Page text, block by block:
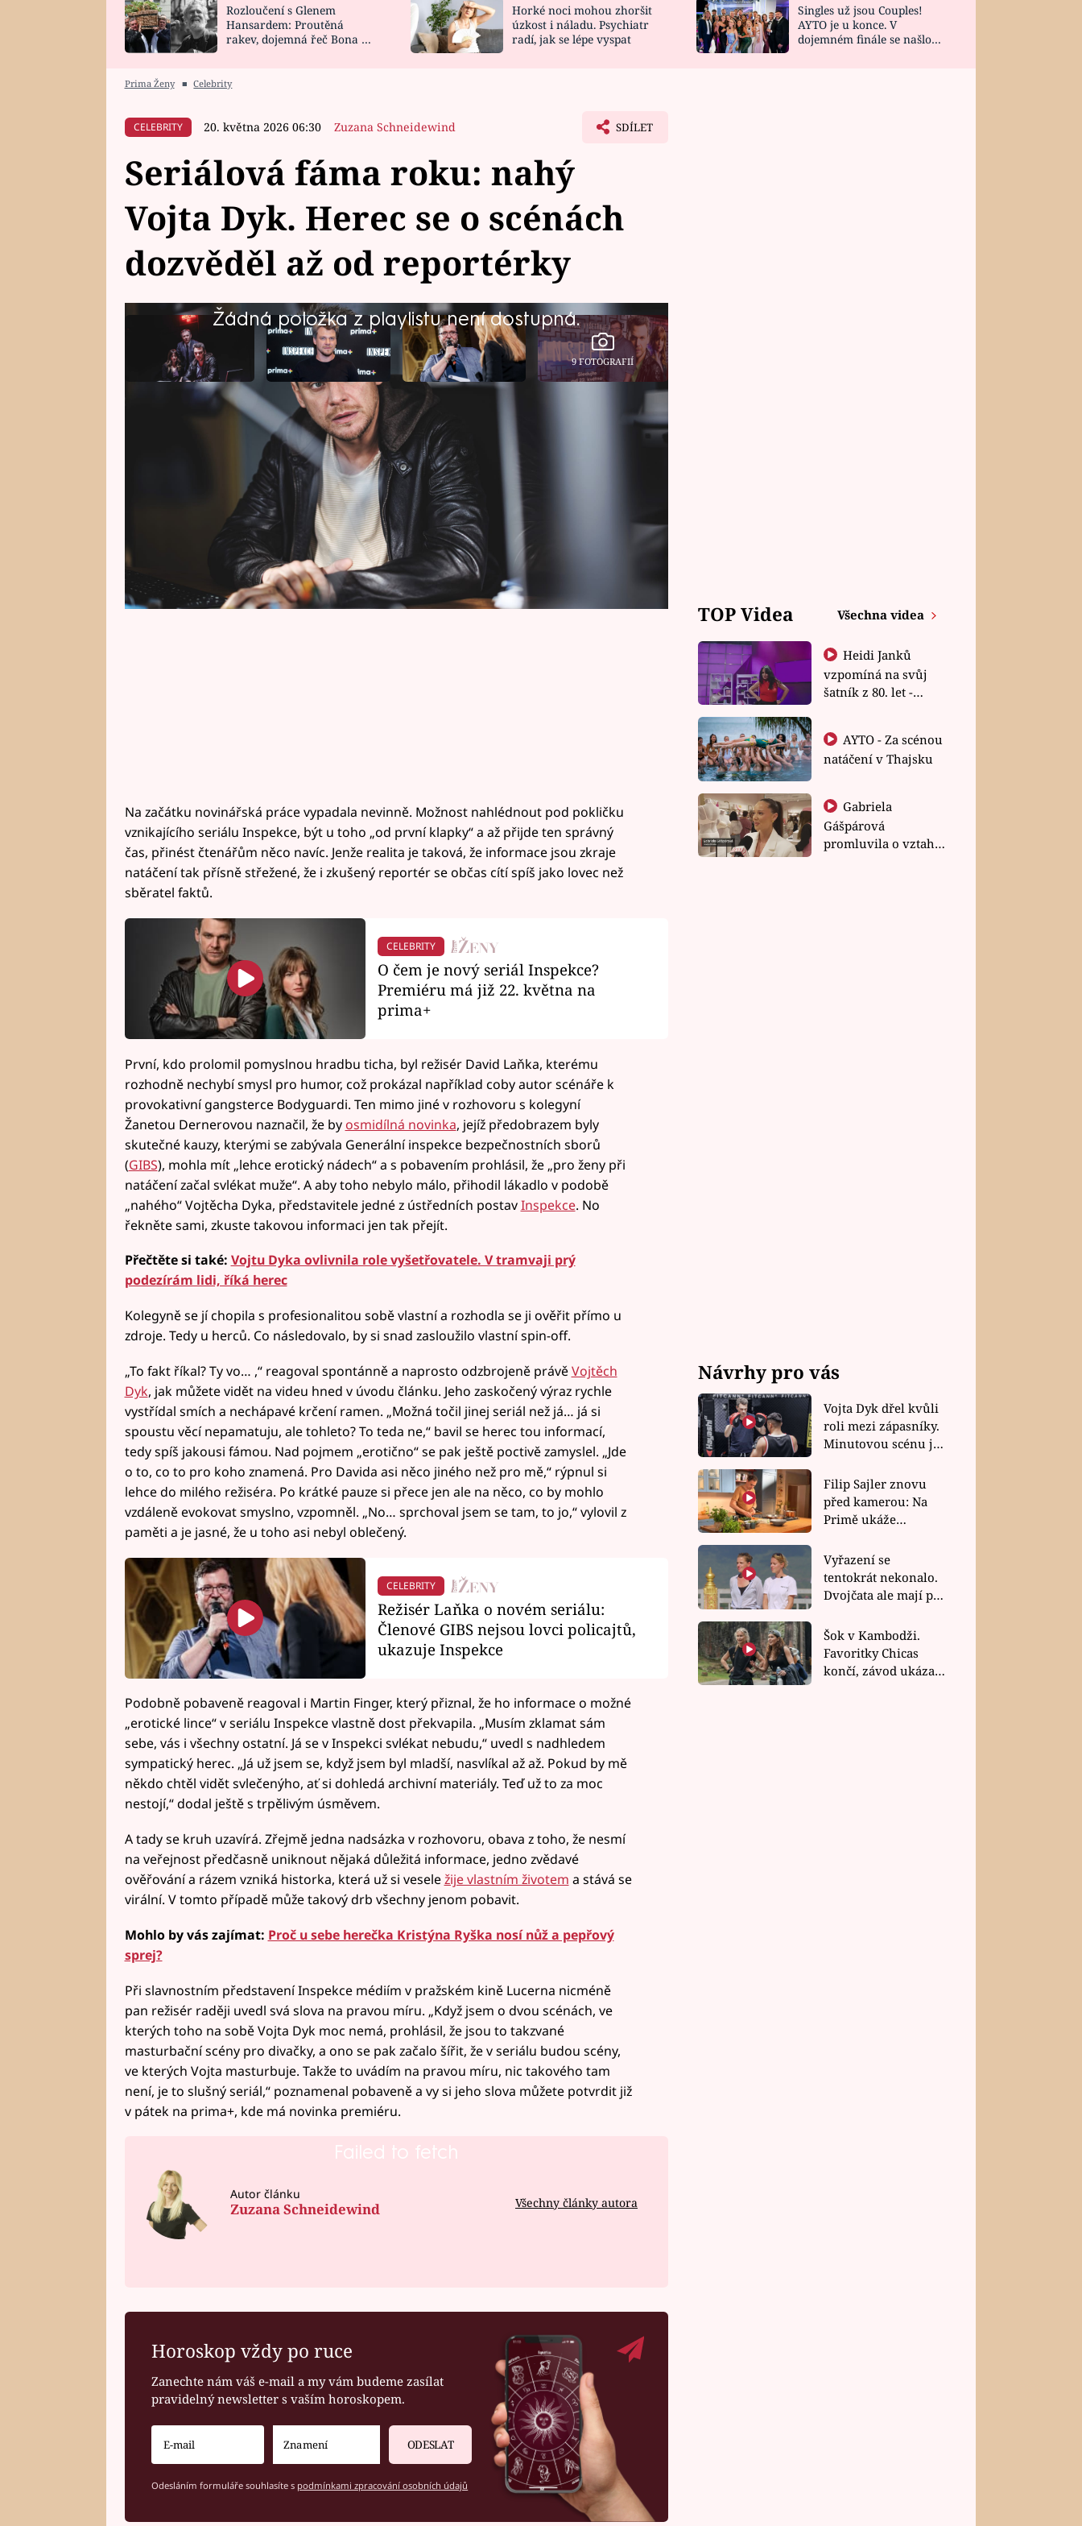
HOROSKOP NA
CELEBRITY
VAŘENÍ
NOVINKY
VIDEORECEPTY
ZAHRADA
DESIGN
Rozloučení s Glenem
Hansardem: Proutěná
rakev, dojemná řeč Bona a
Horké noci mohou zhoršit
úzkost i náladu. Psychiatr
radí, jak se lépe vyspat
Singles už jsou Couples!
AYTO je u konce. V
dojemném finále se našlo
Prima Ženy ■ Celebrity
CELEBRITY 20. května 2026 06:30 Zuzana Schneidewind SDÍLET
Seriálová fáma roku: nahý
Vojta Dyk. Herec se o scénách
dozvěděl až od reportérky
Žádná položka z playlistu není dostupná.
9 FOTOGRAFIÍ
Natáčení nového kriminálního seriálu je jedna věc. Sbírat o něm
informace? To je občas detektivka sama o sobě. Redaktorka magazínu
Prima Ženy o tom ví své, stejně tak herci, kteří rozhovory obestřené
tajemstvím berou s nadhledem a humorem jako součást nelehké
Na začátku novinářská práce vypadala nevinně. Možnost nahlédnout pod pokličku
vznikajícího seriálu Inspekce, být u toho „od první klapky“ a až přijde ten správný
čas, přinést čtenářům něco navíc. Jenže realita je taková, že informace jsou zkraje
natáčení tak přísně střežené, že i zkušený reportér se občas cítí spíš jako lovec než
sběratel faktů.
CELEBRITY
O čem je nový seriál Inspekce?
Premiéru má již 22. května na
prima+
První, kdo prolomil pomyslnou hradbu ticha, byl režisér David Laňka, kterému
rozhodně nechybí smysl pro humor, což prokázal například coby autor scénáře k
provokativní gangsterce Bodyguardi. Ten mimo jiné v rozhovoru s kolegyní
Žanetou Dernerovou naznačil, že by osmidílná novinka, jejíž předobrazem byly
skutečné kauzy, kterými se zabývala Generální inspekce bezpečnostních sborů
(GIBS), mohla mít „lehce erotický nádech“ a s pobavením prohlásil, že „pro ženy při
natáčení začal svlékat muže“. A aby toho nebylo málo, přihodil lákadlo v podobě
„nahého“ Vojtěcha Dyka, představitele jedné z ústředních postavInspekce. No
řekněte sami, zkuste takovou informaci jen tak přejít.
Přečtěte si také: Vojtu Dyka ovlivnila role vyšetřovatele. V tramvaji prý
podezírám lidi, říká herec
Kolegyně se jí chopila s profesionalitou sobě vlastní a rozhodla se ji ověřit přímo u
zdroje. Tedy u herců. Co následovalo, by si snad zasloužilo vlastní spin-off.
„To fakt říkal? Ty vo… ,“ reagoval spontánně a naprosto odzbrojeně právěVojtěch
Dyk, jak můžete vidět na videu hned v úvodu článku. Jeho zaskočený výraz rychle
vystřídal smích a nechápavé krčení ramen. „Možná točil jinej seriál než já… já si
spoustu věcí nepamatuju, ale tohleto? To teda ne,“ bavil se herec tou informací,
tedy spíš jakousi fámou. Nad pojmem „erotično“ se pak ještě poctivě zamyslel. „Jde
o to, co to pro koho znamená. Pro Davida asi něco jiného než pro mě,“ rýpnul si
lehce do milého režiséra. Po krátké pauze si přece jen ale na něco, co by mohlo
vzdáleně evokovat smyslno, vzpomněl. „No… sprchoval jsem se tam, to jo,“ vylovil z
paměti a je jasné, že u toho asi nebyl oblečený.
CELEBRITY
Režisér Laňka o novém seriálu:
Členové GIBS nejsou lovci policajtů,
ukazuje Inspekce
Podobně pobaveně reagoval i Martin Finger, který přiznal, že ho informace o možné
„erotické lince“ v seriálu Inspekce vlastně dost překvapila. „Musím zklamat sám
sebe, vás i všechny ostatní. Já se v Inspekci svlékat nebudu,“ uvedl s nadhledem
sympatický herec. „Já už jsem se, když jsem byl mladší, nasvlíkal až až. Pokud by mě
někdo chtěl vidět svlečenýho, ať si dohledá archivní materiály. Teď už to za moc
nestojí,“ dodal ještě s trpělivým úsměvem.
A tady se kruh uzavírá. Zřejmě jedna nadsázka v rozhovoru, obava z toho, že nesmí
na veřejnost předčasně uniknout nějaká důležitá informace, jedno zvědavé
ověřování a rázem vzniká historka, která už si veseležije vlastním životem a stává se
virální. V tomto případě může takový drb všechny jenom pobavit.
Mohlo by vás zajímat: Proč u sebe herečka Kristýna Ryška nosí nůž a pepřový
sprej?
Při slavnostním představení Inspekce médiím v pražském kině Lucerna nicméně
pan režisér raději uvedl svá slova na pravou míru. „Když jsem o dvou scénách, ve
kterých toho na sobě Vojta Dyk moc nemá, prohlásil, že jsou to takzvané
masturbační scény pro divačky, a ono se pak začalo šířit, že v seriálu budou scény,
ve kterých Vojta masturbuje. Takže to uvádím na pravou míru, nic takového tam
není, je to slušný seriál,“ poznamenal pobaveně a vy si jeho slova můžete potvrdit již
v pátek na prima+, kde má novinka premiéru.
Failed to fetch
Autor článku
Zuzana Schneidewind Všechny články autora
Horoskop vždy po ruce
Zanechte nám váš e-mail a my vám budeme zasílat
pravidelný newsletter s vaším horoskopem.
ODESLAT
Odesláním formuláře souhlasíte s podmínkami zpracování osobních údajů
TOP Videa Všechna videa
Heidi Janků
vzpomíná na svůj
šatník z 80. let -
natáčení v Thajsku
Gabriela
Gášpárová
promluvila o vztahu
Návrhy pro vás
Vojta Dyk dřel kvůli
roli mezi zápasníky.
Minutovou scénu jel
Filip Sajler znovu
před kamerou: Na
Primě ukáže
rychlé recepty
Vyřazení se
tentokrát nekonalo.
Dvojčata ale mají po
závodu nůž na krku
Šok v Kambodži.
Favoritky Chicas
končí, závod ukázal